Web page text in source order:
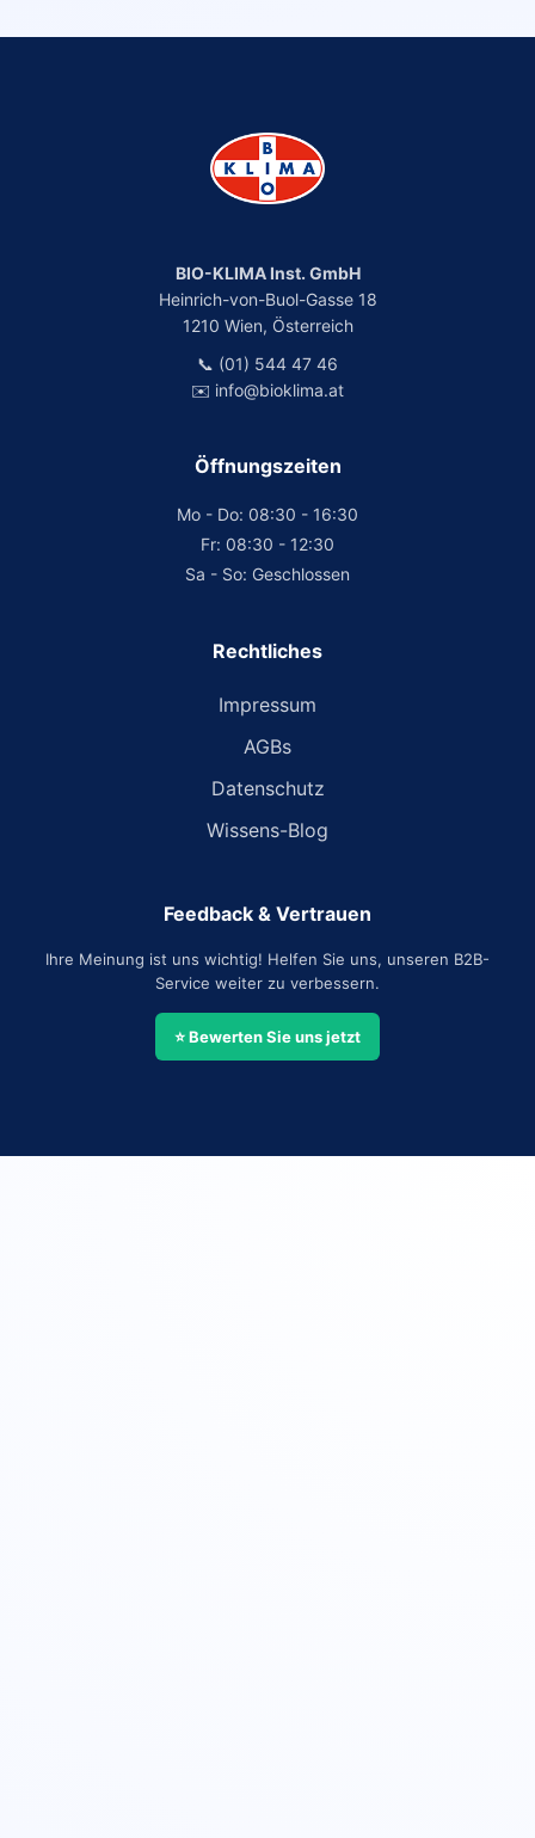
BIO-KLIMA Inst. GmbH
Heinrich-von-Buol-Gasse 18
1210 Wien, Österreich
📞 (01) 544 47 46
✉️ info@bioklima.at
Öffnungszeiten
Mo - Do: 08:30 - 16:30
Fr: 08:30 - 12:30
Sa - So: Geschlossen
Rechtliches
Impressum
AGBs
Datenschutz
Wissens-Blog
Feedback & Vertrauen
Ihre Meinung ist uns wichtig! Helfen Sie uns, unseren B2B-
Service weiter zu verbessern.
⭐ Bewerten Sie uns jetzt